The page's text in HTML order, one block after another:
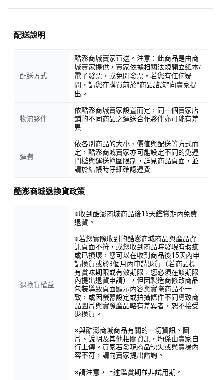
配送說明
配送方式
酷澎商城賣家直送。注意：此商品是由商
城賣家提供，賣家依據相關法規開立紙本/
電子發票，或免開發票。若您有任何疑
問，請您在購買前於“商品諮詢”向賣家提
出。
物流夥伴
依酷澎商城賣家設置而定，同一個賣家店
鋪的不同商品之運送合作夥伴亦可能有差
異
運費
依各別商品的大小、價值與配送等方式而
定，酷澎商城賣家亦可能設定不同的免運
門檻與運送範圍限制，詳見商品頁面，並
請於結帳時仔細確認運費
酷澎商城退換貨政策
退換貨權益
※收到酷澎商城商品後15天鑑賞期內免費
退貨。
※若您實際收到的酷澎商城商品與產品資
訊頁面不符，或您收到商品時發現有瑕疵
或已損壞，您可以在收到商品後15天內申
請換貨或於3個月內申請退貨（若商品標
有賞味期限或有效期限，您必須在該期限
內提出退貨申請），但因製造商修改商品
包裝導致頁面顯示內容與實際商品不一
致，或因螢幕設定或拍攝條件不同導致商
品圖片與實際產品略有差異者，恕不接受
退換貨。
※與酷澎商城商品有關的一切資訊、圖
片、說明及其他相關資訊，均係由賣家自
行上傳。買家若發現商品缺失或與賣場內
容不符，請向賣家提出諮詢。
※請注意，上述鑑賞期並非試用期。